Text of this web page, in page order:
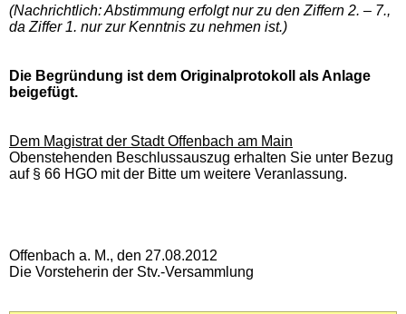
(Nachrichtlich: Abstimmung erfolgt nur zu den Ziffern 2. – 7.,
da Ziffer 1. nur zur Kenntnis zu nehmen ist.)
Die Begründung ist dem Originalprotokoll als Anlage
beigefügt.
Dem Magistrat der Stadt Offenbach am Main
Obenstehenden Beschlussauszug erhalten Sie unter Bezug
auf § 66 HGO mit der Bitte um weitere Veranlassung.
Offenbach a. M., den 27.08.2012
Die Vorsteherin der Stv.-Versammlung